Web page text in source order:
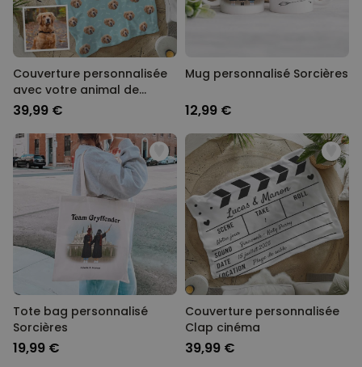
Couverture personnalisée
avec votre animal de
compagnie
39,99 €
Mug personnalisé Sorcières
12,99 €
Tote bag personnalisé
Sorcières
19,99 €
Couverture personnalisée
Clap cinéma
39,99 €